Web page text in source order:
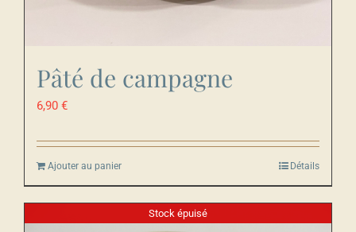
Pâté de campagne
6,90 €
Ajouter au panier Détails
Stock épuisé